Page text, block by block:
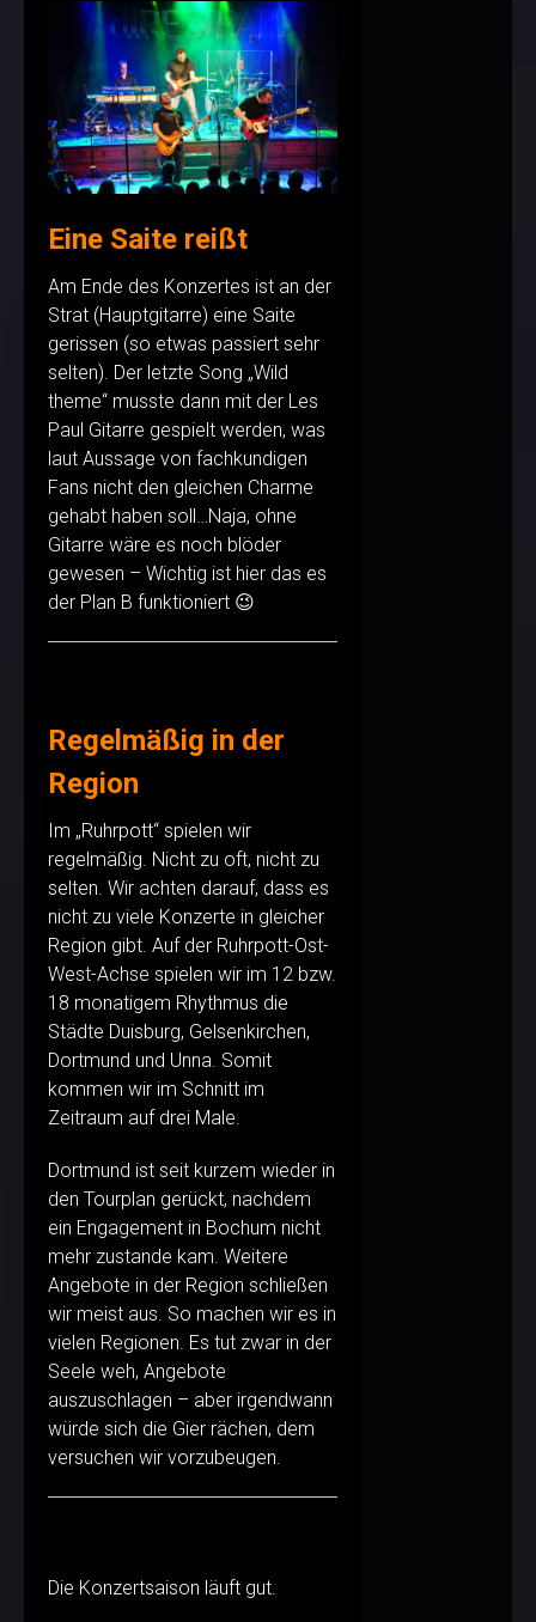
Eine Saite reißt
Am Ende des Konzertes ist an der
Strat (Hauptgitarre) eine Saite
gerissen (so etwas passiert sehr
selten). Der letzte Song „Wild
theme“ musste dann mit der Les
Paul Gitarre gespielt werden, was
laut Aussage von fachkundigen
Fans nicht den gleichen Charme
gehabt haben soll…Naja, ohne
Gitarre wäre es noch blöder
gewesen – Wichtig ist hier das es
der Plan B funktioniert 😉
Regelmäßig in der
Region
Im „Ruhrpott“ spielen wir
regelmäßig. Nicht zu oft, nicht zu
selten. Wir achten darauf, dass es
nicht zu viele Konzerte in gleicher
Region gibt. Auf der Ruhrpott-Ost-
West-Achse spielen wir im 12 bzw.
18 monatigem Rhythmus die
Städte Duisburg, Gelsenkirchen,
Dortmund und Unna. Somit
kommen wir im Schnitt im
Zeitraum auf drei Male.
Dortmund ist seit kurzem wieder in
den Tourplan gerückt, nachdem
ein Engagement in Bochum nicht
mehr zustande kam. Weitere
Angebote in der Region schließen
wir meist aus. So machen wir es in
vielen Regionen. Es tut zwar in der
Seele weh, Angebote
auszuschlagen – aber irgendwann
würde sich die Gier rächen, dem
versuchen wir vorzubeugen.
Die Konzertsaison läuft gut.